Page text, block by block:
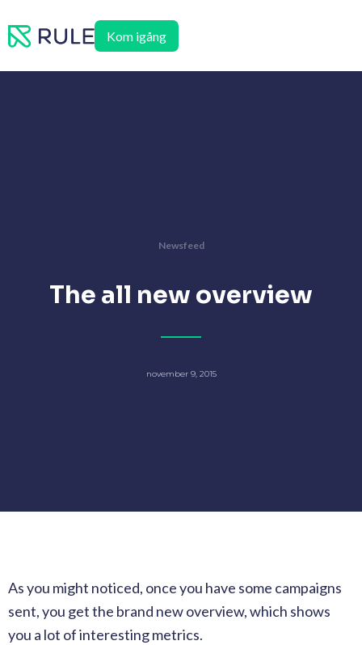
till
Kom igång
Newsfeed
The all new overview
november 9, 2015
As you might noticed, once you have some campaigns
sent, you get the brand new overview, which shows
you a lot of interesting metrics.